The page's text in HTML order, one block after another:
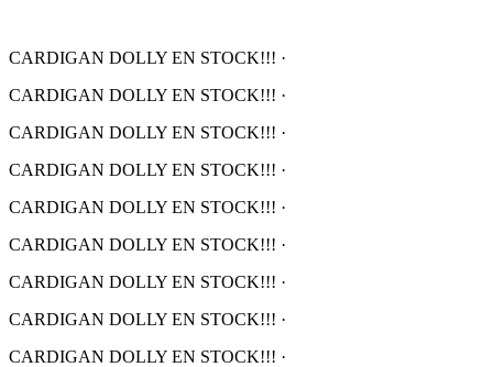
CARDIGAN DOLLY EN STOCK!!! ·
CARDIGAN DOLLY EN STOCK!!! ·
CARDIGAN DOLLY EN STOCK!!! ·
CARDIGAN DOLLY EN STOCK!!! ·
CARDIGAN DOLLY EN STOCK!!! ·
CARDIGAN DOLLY EN STOCK!!! ·
CARDIGAN DOLLY EN STOCK!!! ·
CARDIGAN DOLLY EN STOCK!!! ·
CARDIGAN DOLLY EN STOCK!!! ·